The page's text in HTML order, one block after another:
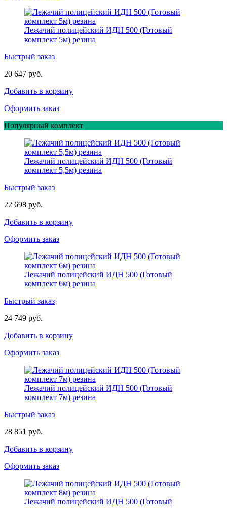
Лежачий полицейский ИДН 500 (Готовый
комплект 5м) резина
Быстрый заказ
20 647 руб.
Добавить в корзину
Оформить заказ
Популярный комплект
Лежачий полицейский ИДН 500 (Готовый
комплект 5,5м) резина
Быстрый заказ
22 698 руб.
Добавить в корзину
Оформить заказ
Лежачий полицейский ИДН 500 (Готовый
комплект 6м) резина
Быстрый заказ
24 749 руб.
Добавить в корзину
Оформить заказ
Лежачий полицейский ИДН 500 (Готовый
комплект 7м) резина
Быстрый заказ
28 851 руб.
Добавить в корзину
Оформить заказ
Лежачий полицейский ИДН 500 (Готовый